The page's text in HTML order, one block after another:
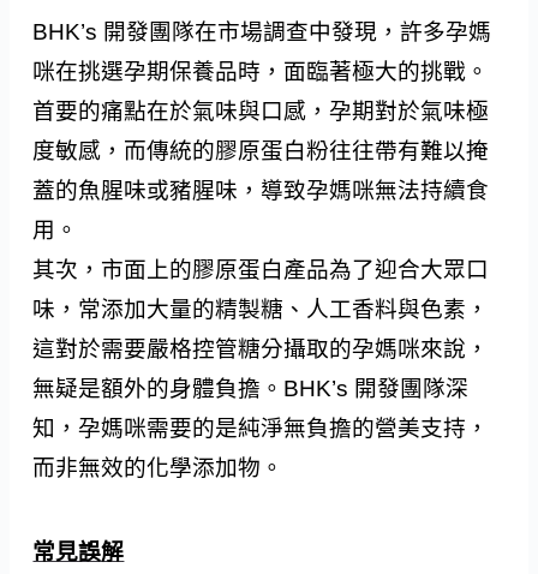
BHK’s 開發團隊在市場調查中發現，許多孕媽
咪在挑選孕期保養品時，面臨著極大的挑戰。
首要的痛點在於氣味與口感，孕期對於氣味極
度敏感，而傳統的膠原蛋白粉往往帶有難以掩
蓋的魚腥味或豬腥味，導致孕媽咪無法持續食
用。
其次，市面上的膠原蛋白產品為了迎合大眾口
味，常添加大量的精製糖、人工香料與色素，
這對於需要嚴格控管糖分攝取的孕媽咪來說，
無疑是額外的身體負擔。BHK’s 開發團隊深
知，孕媽咪需要的是純淨無負擔的營美支持，
而非無效的化學添加物。
常見誤解